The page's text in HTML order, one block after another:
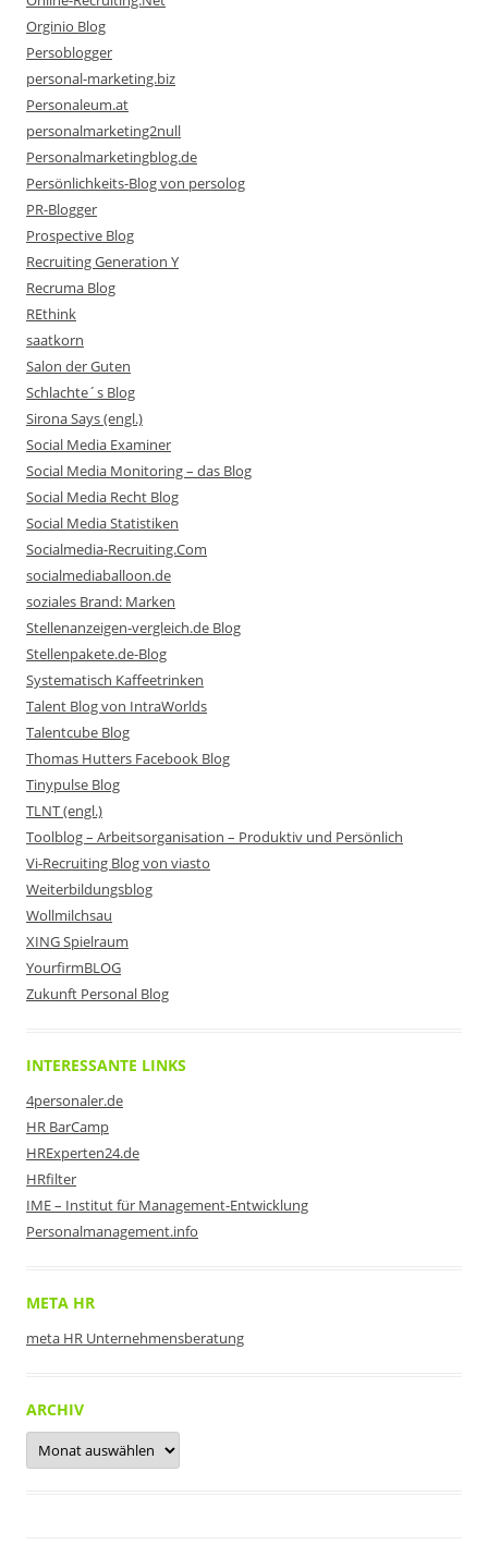
Orginio Blog
Persoblogger
personal-marketing.biz
Personaleum.at
personalmarketing2null
Personalmarketingblog.de
Persönlichkeits-Blog von persolog
PR-Blogger
Prospective Blog
Recruiting Generation Y
Recruma Blog
REthink
saatkorn
Salon der Guten
Schlachte´s Blog
Sirona Says (engl.)
Social Media Examiner
Social Media Monitoring – das Blog
Social Media Recht Blog
Social Media Statistiken
Socialmedia-Recruiting.Com
socialmediaballoon.de
soziales Brand: Marken
Stellenanzeigen-vergleich.de Blog
Stellenpakete.de-Blog
Systematisch Kaffeetrinken
Talent Blog von IntraWorlds
Talentcube Blog
Thomas Hutters Facebook Blog
Tinypulse Blog
TLNT (engl.)
Toolblog – Arbeitsorganisation – Produktiv und Persönlich
Vi-Recruiting Blog von viasto
Weiterbildungsblog
Wollmilchsau
XING Spielraum
YourfirmBLOG
Zukunft Personal Blog
INTERESSANTE LINKS
4personaler.de
HR BarCamp
HRExperten24.de
HRfilter
IME – Institut für Management-Entwicklung
Personalmanagement.info
META HR
meta HR Unternehmensberatung
ARCHIV
Archiv